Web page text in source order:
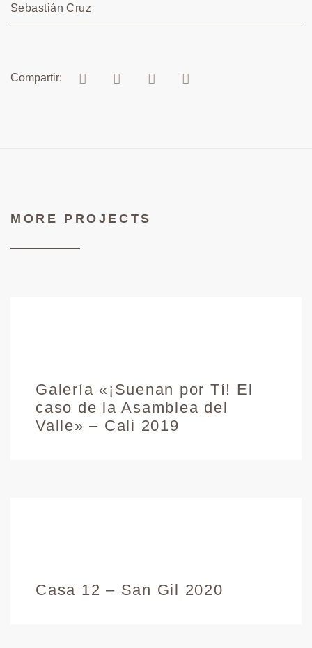
Sebastián Cruz
MORE PROJECTS
Galería «¡Suenan por Tí! El
caso de la Asamblea del
Valle» – Cali 2019
Casa 12 – San Gil 2020